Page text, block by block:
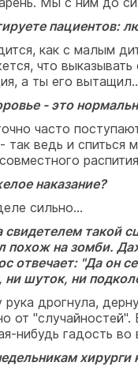
пациентов:
как с малым
что
а ты его
- это
часто
ведь и спиться
наказание?
сильно...
такой
на зомби.
отвечает: "Да он
шуток, ни
дрогнула,
от
нибудь гадость
хирурги